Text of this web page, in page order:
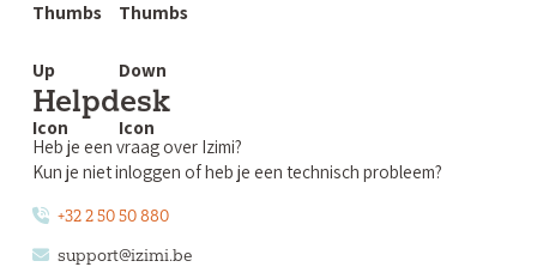
Helpdesk
Heb je een vraag over Izimi?
Kun je niet inloggen of heb je een technisch probleem?
+32 2 50 50 880
support@izimi.be